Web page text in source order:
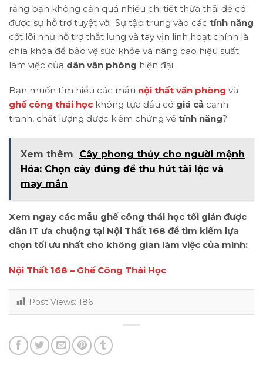
rằng bạn không cần quá nhiều chi tiết thừa thãi để có
được sự hỗ trợ tuyệt vời. Sự tập trung vào các tính năng
cốt lõi như hỗ trợ thắt lưng và tay vịn linh hoạt chính là
chìa khóa để bảo vệ sức khỏe và nâng cao hiệu suất
làm việc của dân văn phòng hiện đại.
Bạn muốn tìm hiểu các mẫu nội thất văn phòng và
ghế công thái học không tựa đầu có giá cả cạnh
tranh, chất lượng được kiểm chứng về tính năng?
Xem thêm
Cây phong thủy cho người mệnh
Hỏa: Chọn cây đúng để thu hút tài lộc và
may mắn
Xem ngay các mẫu ghế công thái học tối giản được
dân IT ưa chuộng tại Nội Thất 168 để tìm kiếm lựa
chọn tối ưu nhất cho không gian làm việc của mình:
Nội Thất 168 – Ghế Công Thái Học
Post Views: 186